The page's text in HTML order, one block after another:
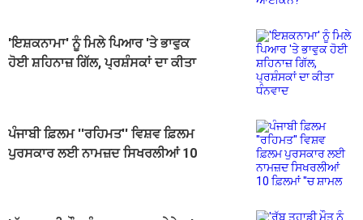
'ਇਸ਼ਕਨਾਮਾ' ਨੂੰ ਮਿਲੇ ਪਿਆਰ 'ਤੇ ਭਾਵੁਕ
ਹੋਈ ਸ਼ਹਿਨਾਜ਼ ਗਿੱਲ, ਪ੍ਰਸ਼ੰਸਕਾਂ ਦਾ ਕੀਤਾ
ਪੰਜਾਬੀ ਫ਼ਿਲਮ ''ਰਹਿਮਤ'' ਵਿਸ਼ਵ ਫ਼ਿਲਮ
ਪੁਰਸਕਾਰ ਲਈ ਨਾਮਜ਼ਦ ਸਿਖਰਲੀਆਂ 10